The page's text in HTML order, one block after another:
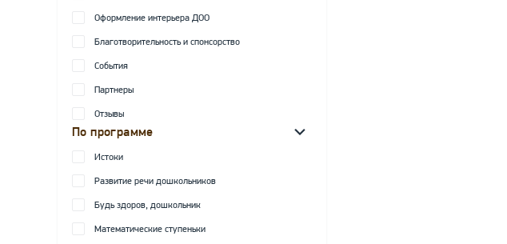
Оформление интерьера ДОО
Благотворительность и спонсорство
События
Партнеры
Отзывы
По программе
Истоки
Развитие речи дошкольников
Будь здоров, дошкольник
Математические ступеньки